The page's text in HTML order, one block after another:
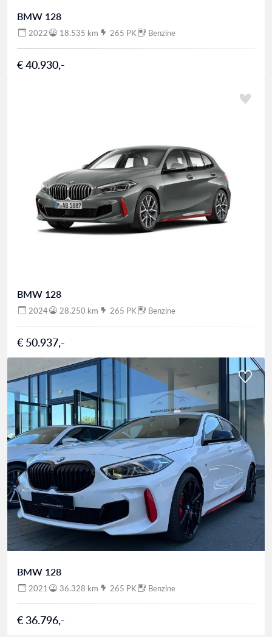
BMW 128
2022 18.535 km 265 PK Benzine
€ 40.930,-
BMW 128
2024 28.250 km 265 PK Benzine
€ 50.937,-
BMW 128
2021 36.328 km 265 PK Benzine
€ 36.796,-